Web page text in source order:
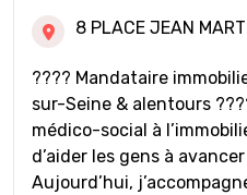
8 PLACE JEAN
???? Mandataire
sur-Seine & alentours ???? De l’accompagnement
médico-social à
d’aider les gens à
Aujourd’hui,